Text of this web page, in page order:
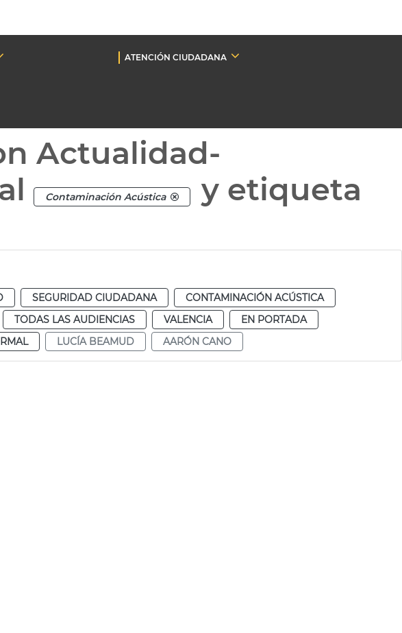
ATENCIÓN CIUDADANA
Actualidad-
Contaminación Acústica y etiqueta
SEGURIDAD CIUDADANA
CONTAMINACIÓN ACÚSTICA
TODAS LAS AUDIENCIAS VALENCIA
EN PORTADA
LUCÍA BEAMUD AARÓN CANO